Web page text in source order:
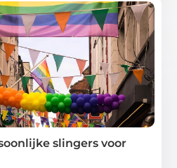
slingers voor